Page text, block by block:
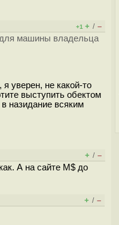
+1 + / –
для машины владельца
уверен, не какой-то
выступить обектом
назидание всяким
+ / –
А на сайте M$ до
+ / –